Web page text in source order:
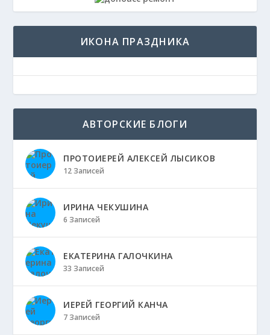
ИКОНА ПРАЗДНИКА
АВТОРСКИЕ БЛОГИ
ПРОТОИЕРЕЙ АЛЕКСЕЙ ЛЫСИКОВ
12 Записей
ИРИНА ЧЕКУШИНА
6 Записей
ЕКАТЕРИНА ГАЛОЧКИНА
33 Записей
ИЕРЕЙ ГЕОРГИЙ КАНЧА
7 Записей